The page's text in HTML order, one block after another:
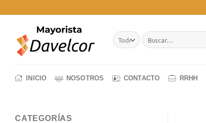
al
Buscar
por:
INICIO NOSOTROS CONTACTO RRHH
CATEGORÍAS